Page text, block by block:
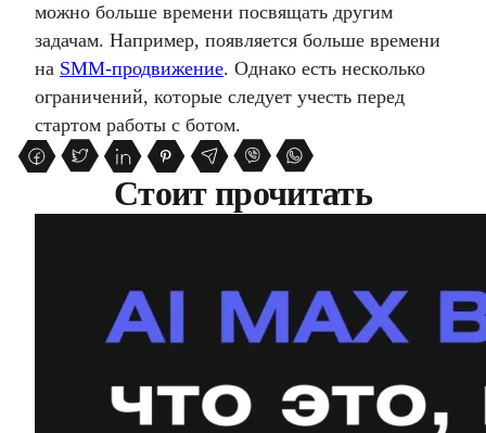
можно больше времени посвящать другим
задачам. Например, появляется больше времени
на SMM-продвижение. Однако есть несколько
ограничений, которые следует учесть перед
стартом работы с ботом.
Стоит прочитать